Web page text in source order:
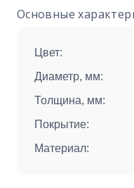
Основные
Цвет:
Диаметр, мм:
Толщина, мм:
Покрытие:
Материал: